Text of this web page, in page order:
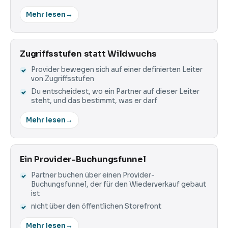
Mehr lesen→
Zugriffsstufen statt Wildwuchs
Provider bewegen sich auf einer definierten Leiter
von Zugriffsstufen
Du entscheidest, wo ein Partner auf dieser Leiter
steht, und das bestimmt, was er darf
Mehr lesen→
Ein Provider-Buchungsfunnel
Partner buchen über einen Provider-
Buchungsfunnel, der für den Wiederverkauf gebaut
ist
nicht über den öffentlichen Storefront
Mehr lesen→